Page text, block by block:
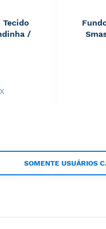
/
SOMENTE USUÁRIOS